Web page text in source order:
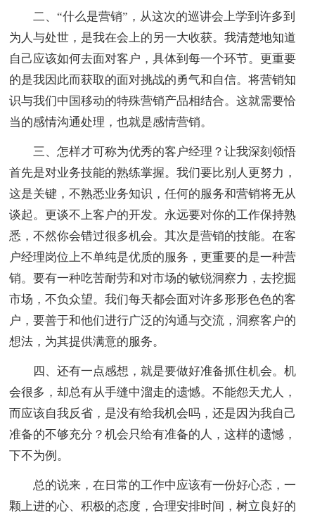
二、“什么是营销”，从这次的巡讲会上学到许多到
为人与处世，是我在会上的另一大收获。我清楚地知道
自己应该如何去面对客户，具体到每一个环节。更重要
的是我因此而获取的面对挑战的勇气和自信。将营销知
识与我们中国移动的特殊营销产品相结合。这就需要恰
当的感情沟通处理，也就是感情营销。
三、怎样才可称为优秀的客户经理？让我深刻领悟
首先是对业务技能的熟练掌握。我们要比别人更努力，
这是关键，不熟悉业务知识，任何的服务和营销将无从
谈起。更谈不上客户的开发。永远要对你的工作保持熟
悉，不然你会错过很多机会。其次是营销的技能。在客
户经理岗位上不单纯是优质的服务，更重要的是一种营
销。要有一种吃苦耐劳和对市场的敏锐洞察力，去挖掘
市场，不负众望。我们每天都会面对许多形形色色的客
户，要善于和他们进行广泛的沟通与交流，洞察客户的
想法，为其提供满意的服务。
四、还有一点感想，就是要做好准备抓住机会。机
会很多，却总有从手缝中溜走的遗憾。不能怨天尤人，
而应该自我反省，是没有给我机会吗，还是因为我自己
准备的不够充分？机会只给有准备的人，这样的遗憾，
下不为例。
总的说来，在日常的工作中应该有一份好心态，一
颗上进的心、积极的态度，合理安排时间，树立良好的